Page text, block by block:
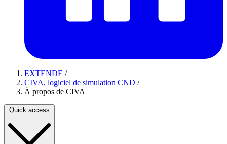
EXTENDE /
CIVA, logiciel de simulation CND /
À propos de CIVA
Quick access